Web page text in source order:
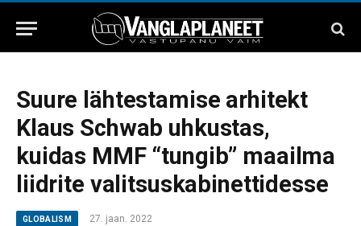
Suure lähtestamise arhitekt
Klaus Schwab uhkustas,
kuidas MMF “tungib” maailma
liidrite valitsuskabinettidesse
GLOBALISM 27. jaan. 2022